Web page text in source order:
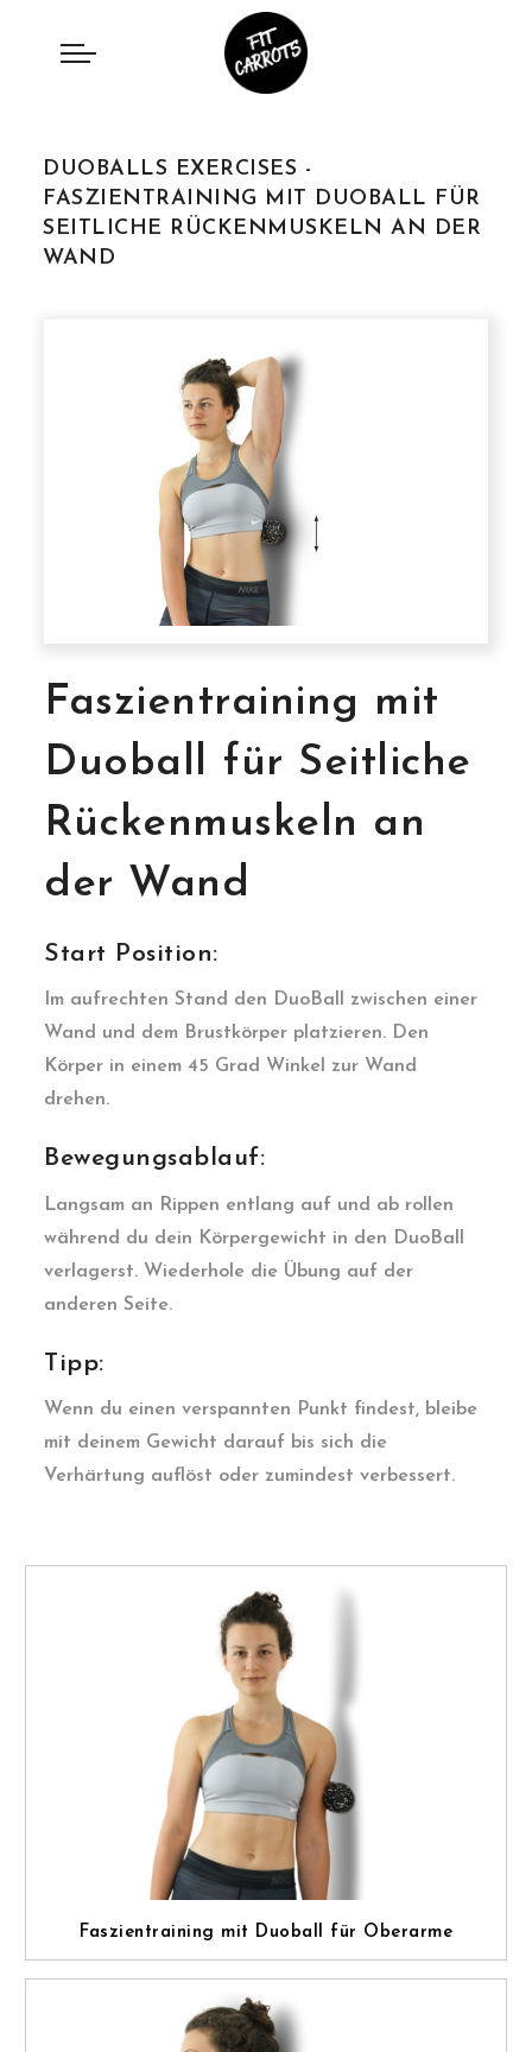
DUOBALLS EXERCISES -
FASZIENTRAINING MIT DUOBALL FÜR
SEITLICHE RÜCKENMUSKELN AN DER
WAND
Faszientraining mit
Duoball für Seitliche
Rückenmuskeln an
der Wand
Start Position:
Im aufrechten Stand den DuoBall zwischen einer
Wand und dem Brustkörper platzieren. Den
Körper in einem 45 Grad Winkel zur Wand
drehen.
Bewegungsablauf:
Langsam an Rippen entlang auf und ab rollen
während du dein Körpergewicht in den DuoBall
verlagerst. Wiederhole die Übung auf der
anderen Seite.
Tipp:
Wenn du einen verspannten Punkt findest, bleibe
mit deinem Gewicht darauf bis sich die
Verhärtung auflöst oder zumindest verbessert.
Faszientraining mit Duoball für Oberarme